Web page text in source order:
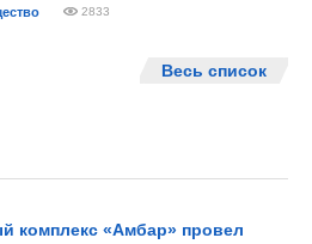
2833
Весь список
комплекс «Амбар» провел